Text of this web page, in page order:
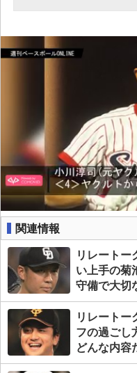
関連情報
リレートー
い上手の菊
守備で大切
リレートー
フの過ごし
どんな内容
組んでるの